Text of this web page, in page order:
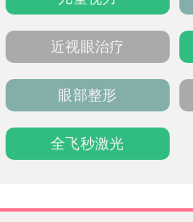
线19元起。可通过
1-2周。
近视眼治疗
眼部整形
全飞秒激光